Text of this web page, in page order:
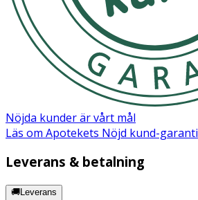
Nöjda kunder är vårt mål
Läs om Apotekets Nöjd kund-garanti
Leverans & betalning
🚚Leverans